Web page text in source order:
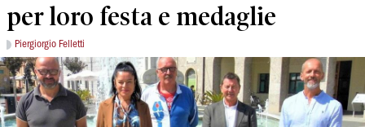
per loro festa e medaglie
Piergiorgio Felletti